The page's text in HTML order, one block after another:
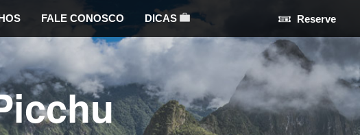
FALE CONOSCO DICAS Reserve